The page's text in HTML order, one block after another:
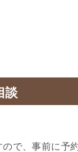
談
で、事前に予